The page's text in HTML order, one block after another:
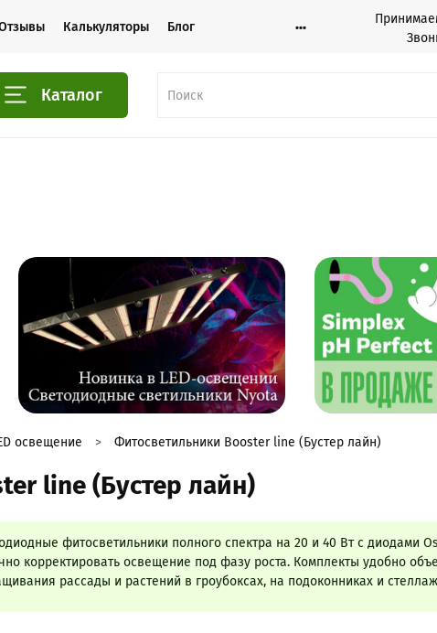
Калькуляторы Блог
Каталог
освещение Фитосветильники Booster line (Бустер лайн)
line (Бустер лайн)
фитосветильники полного спектра на 20 и 40 Вт с диодами
корректировать освещение под фазу роста. Комплекты удобно
рассады и растений в гроубоксах, на подоконниках и